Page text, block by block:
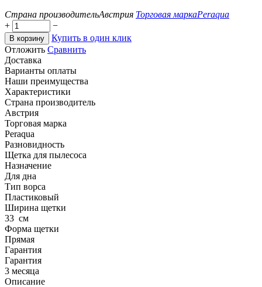
Страна производительАвстрия Торговая маркаPeraqua
+
−
В корзину
Купить в один клик
Отложить Сравнить
Доставка
Варианты оплаты
Наши преимущества
Характеристики
Страна производитель
Австрия
Торговая марка
Peraqua
Разновидность
Щетка для пылесоса
Назначение
Для дна
Тип ворса
Пластиковый
Ширина щетки
33 см
Форма щетки
Прямая
Гарантия
Гарантия
3 месяца
Описание